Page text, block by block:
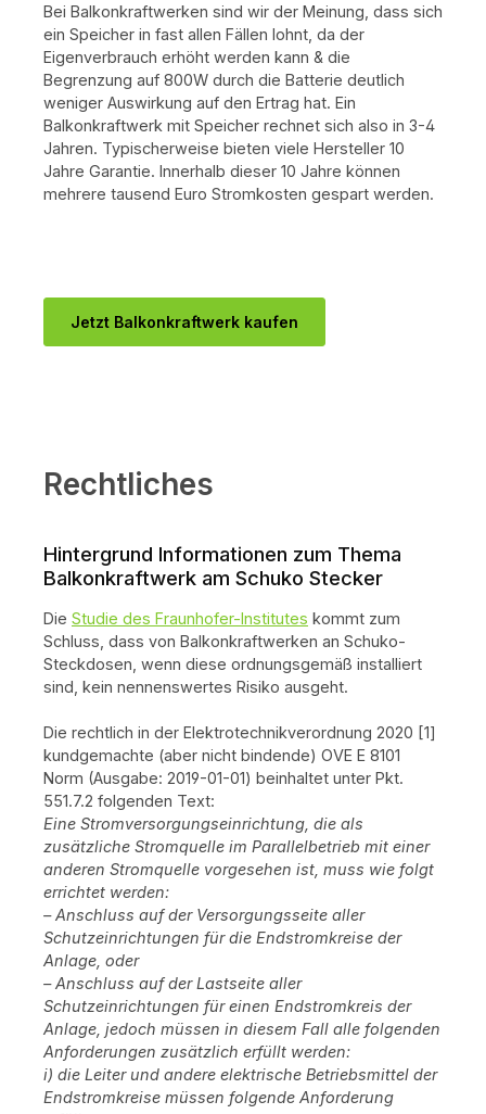
Bei Balkonkraftwerken sind wir der Meinung, dass sich
ein Speicher in fast allen Fällen lohnt, da der
Eigenverbrauch erhöht werden kann & die
Begrenzung auf 800W durch die Batterie deutlich
weniger Auswirkung auf den Ertrag hat. Ein
Balkonkraftwerk mit Speicher rechnet sich also in 3-4
Jahren. Typischerweise bieten viele Hersteller 10
Jahre Garantie. Innerhalb dieser 10 Jahre können
mehrere tausend Euro Stromkosten gespart werden.
Jetzt Balkonkraftwerk kaufen
Rechtliches
Hintergrund Informationen zum Thema
Balkonkraftwerk am Schuko Stecker
Die Studie des Fraunhofer-Institutes kommt zum
Schluss, dass von Balkonkraftwerken an Schuko-
Steckdosen, wenn diese ordnungsgemäß installiert
sind, kein nennenswertes Risiko ausgeht.
Die rechtlich in der Elektrotechnikverordnung 2020 [1]
kundgemachte (aber nicht bindende) OVE E 8101
Norm (Ausgabe: 2019-01-01) beinhaltet unter Pkt.
551.7.2 folgenden Text:
Eine Stromversorgungseinrichtung, die als
zusätzliche Stromquelle im Parallelbetrieb mit einer
anderen Stromquelle vorgesehen ist, muss wie folgt
errichtet werden:
– Anschluss auf der Versorgungsseite aller
Schutzeinrichtungen für die Endstromkreise der
Anlage, oder
– Anschluss auf der Lastseite aller
Schutzeinrichtungen für einen Endstromkreis der
Anlage, jedoch müssen in diesem Fall alle folgenden
Anforderungen zusätzlich erfüllt werden:
i) die Leiter und andere elektrische Betriebsmittel der
Endstromkreise müssen folgende Anforderung